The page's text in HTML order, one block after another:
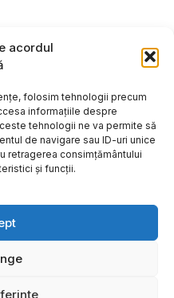
acordul
folosim tehnologii precum
informațiile despre
tehnologii ne va permite să
de navigare sau ID-uri unice
retragerea consimțământului
și funcții.
©2026